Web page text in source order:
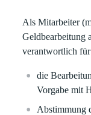
Als Mitarbeiter
Geldbearbeitung
verantwortlich
die
Vorgabe mit
Abstimmung